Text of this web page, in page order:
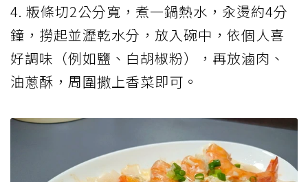
4. 粄條切2公分寬，煮一鍋熱水，汆燙約4分
鐘，撈起並瀝乾水分，放入碗中，依個人喜
好調味（例如鹽、白胡椒粉），再放滷肉、
油蔥酥，周圍撒上香菜即可。